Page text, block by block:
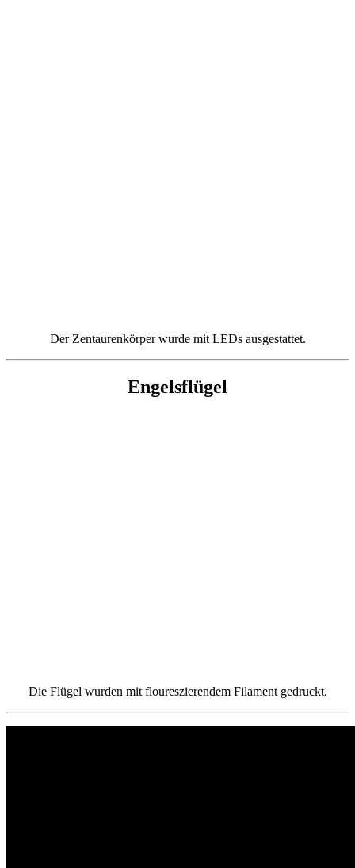
Der Zentaurenkörper wurde mit LEDs ausgestattet.
Engelsflügel
Die Flügel wurden mit floureszierendem Filament gedruckt.